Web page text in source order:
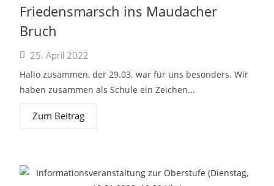
Friedensmarsch ins Maudacher
Bruch
25. April 2022
Hallo zusammen, der 29.03. war für uns besonders. Wir
haben zusammen als Schule ein Zeichen...
Zum Beitrag